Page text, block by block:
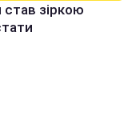
зіркою